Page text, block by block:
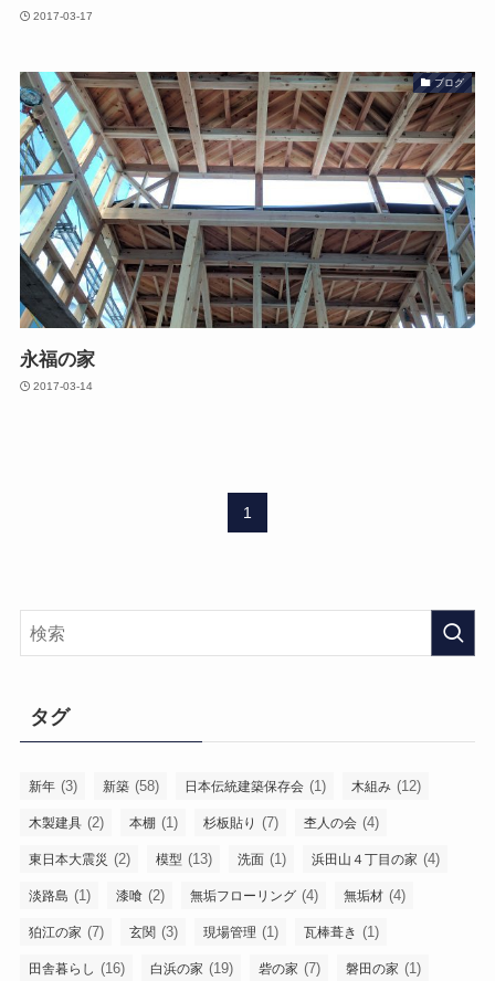
2017-03-17
ブログ
永福の家
2017-03-14
1
タグ
新年 (3) 新築 (58) 日本伝統建築保存会 (1) 木組み (12)
木製建具 (2) 本棚 (1) 杉板貼り (7) 杢人の会 (4)
東日本大震災 (2) 模型 (13) 洗面 (1) 浜田山４丁目の家 (4)
淡路島 (1) 漆喰 (2) 無垢フローリング (4) 無垢材 (4)
狛江の家 (7) 玄関 (3) 現場管理 (1) 瓦棒葺き (1)
田舎暮らし (16) 白浜の家 (19) 砦の家 (7) 磐田の家 (1)